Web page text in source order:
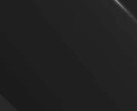
स्मार्टफोन खरीदने की सोच रहे